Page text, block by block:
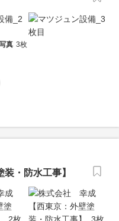
真 3枚
・防水工事】